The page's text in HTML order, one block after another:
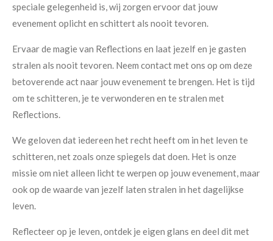
speciale gelegenheid is, wij zorgen ervoor dat jouw
evenement oplicht en schittert als nooit tevoren.
Ervaar de magie van Reflections en laat jezelf en je gasten
stralen als nooit tevoren. Neem contact met ons op om deze
betoverende act naar jouw evenement te brengen. Het is tijd
om te schitteren, je te verwonderen en te stralen met
Reflections.
We geloven dat iedereen het recht heeft om in het leven te
schitteren, net zoals onze spiegels dat doen. Het is onze
missie om niet alleen licht te werpen op jouw evenement, maar
ook op de waarde van jezelf laten stralen in het dagelijkse
leven.
Reflecteer op je leven, ontdek je eigen glans en deel dit met